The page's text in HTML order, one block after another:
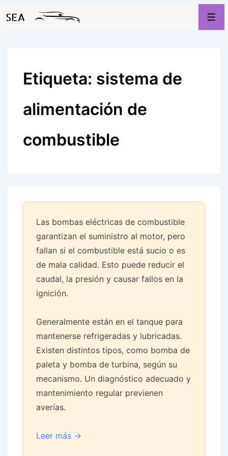
Saltar
Etiqueta: sistema de
alimentación de
combustible
Las bombas eléctricas de combustible
garantizan el suministro al motor, pero
fallan si el combustible está sucio o es
de mala calidad. Esto puede reducir el
caudal, la presión y causar fallos en la
ignición.
Generalmente están en el tanque para
mantenerse refrigeradas y lubricadas.
Existen distintos tipos, como bomba de
paleta y bomba de turbina, según su
mecanismo. Un diagnóstico adecuado y
mantenimiento regular previenen
averías.
Leer más →